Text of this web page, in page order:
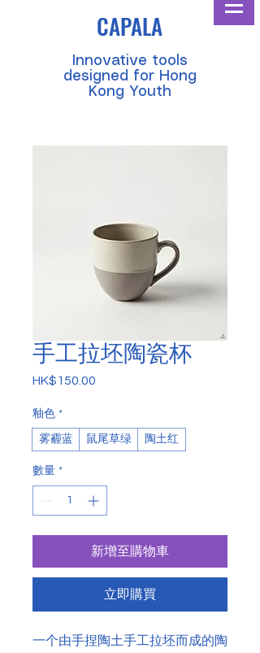
CAPALA
​Innovative tools
designed for Hong
Kong Youth
手工拉坯陶瓷杯
HK$150.00
釉色 *
雾霾蓝 鼠尾草绿 陶土红
數量 *
新增至購物車
立即購買
一个由手捏陶土手工拉坯而成的陶